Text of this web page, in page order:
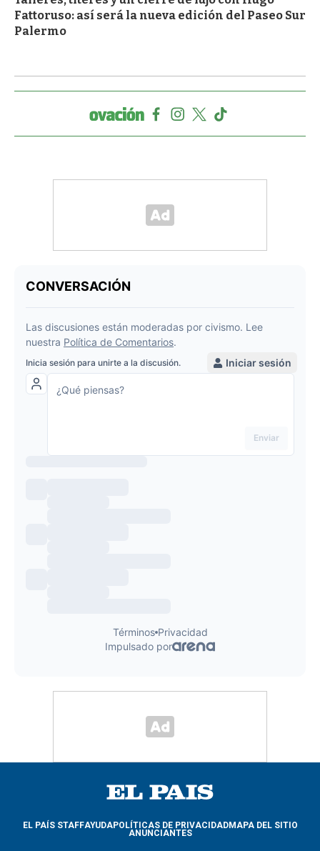
Fattoruso: así será la nueva edición del Paseo Sur
Palermo
EL PAÍS STAFFAYUDAPOLÍTICAS DE PRIVACIDADMAPA DEL SITIO
ANUNCIANTES